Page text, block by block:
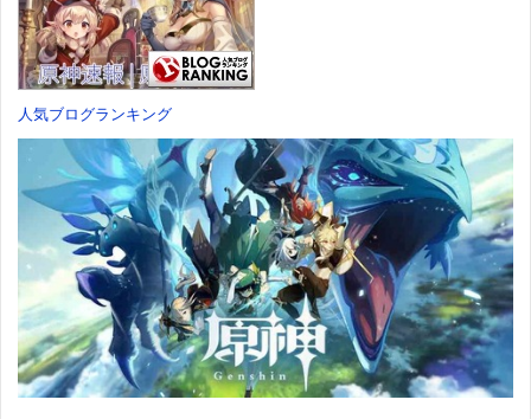
ト」 同梱 -
Switch
価格：¥7,182
人気ブログランキング